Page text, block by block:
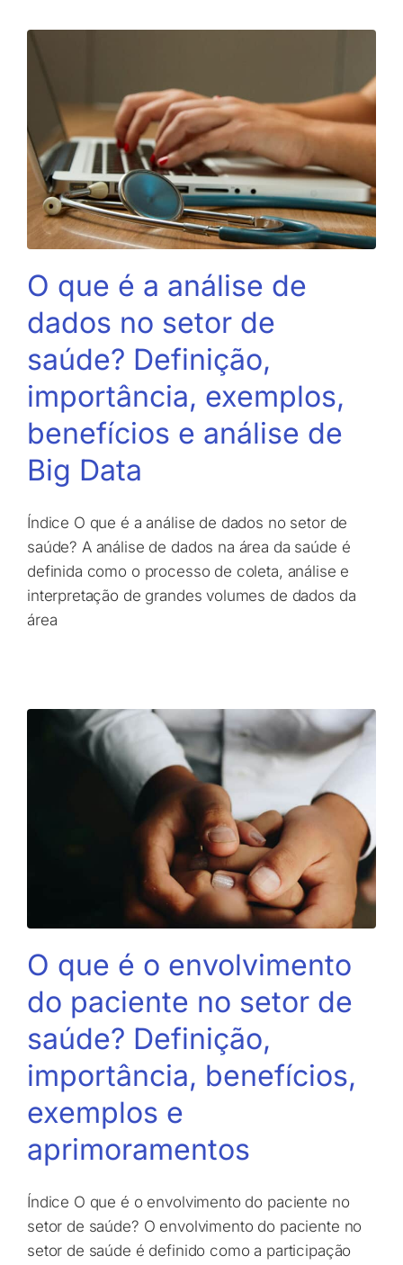
O que é a análise de
dados no setor de
saúde? Definição,
importância, exemplos,
benefícios e análise de
Big Data
Índice O que é a análise de dados no setor de
saúde? A análise de dados na área da saúde é
definida como o processo de coleta, análise e
interpretação de grandes volumes de dados da
área
O que é o envolvimento
do paciente no setor de
saúde? Definição,
importância, benefícios,
exemplos e
aprimoramentos
Índice O que é o envolvimento do paciente no
setor de saúde? O envolvimento do paciente no
setor de saúde é definido como a participação